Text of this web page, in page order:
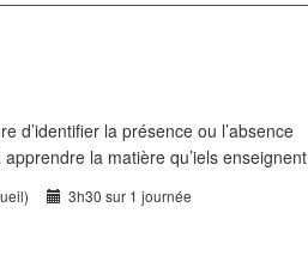
d’identifier la présence ou l’absence
la matière qu’iels enseignent
3h30 sur 1 journée